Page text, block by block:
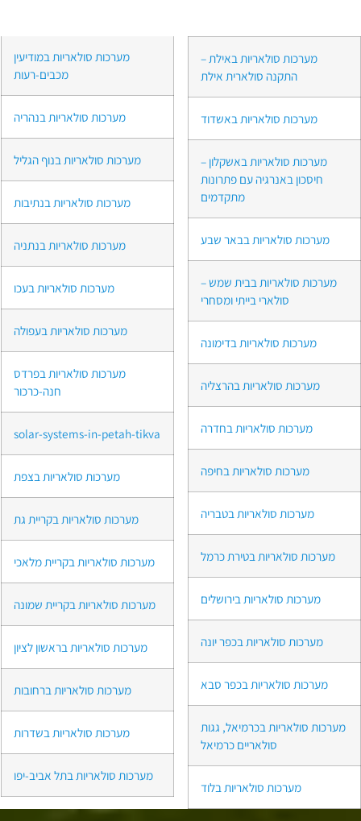
מערכות סולאריות באילת –
התקנה סולארית אילת
מערכות סולאריות באשדוד
מערכות סולאריות באשקלון –
חיסכון באנרגיה עם פתרונות
מתקדמים
מערכות סולאריות בבאר שבע
מערכות סולאריות בבית שמש –
סולארי בייתי ומסחרי
מערכות סולאריות בדימונה
מערכות סולאריות בהרצליה
מערכות סולאריות בחדרה
מערכות סולאריות בחיפה
מערכות סולאריות בטבריה
מערכות סולאריות בטירת כרמל
מערכות סולאריות בירושלים
מערכות סולאריות בכפר יונה
מערכות סולאריות בכפר סבא
מערכות סולאריות בכרמיאל, גגות
סולאריים כרמיאל
מערכות סולאריות בלוד
מערכות סולאריות במודיעין
מכבים-רעות
מערכות סולאריות בנהריה
מערכות סולאריות בנוף הגליל
מערכות סולאריות בנתיבות
מערכות סולאריות בנתניה
מערכות סולאריות בעכו
מערכות סולאריות בעפולה
מערכות סולאריות בפרדס
חנה-כרכור
solar-systems-in-petah-tikva
מערכות סולאריות בצפת
מערכות סולאריות בקריית גת
מערכות סולאריות בקריית מלאכי
מערכות סולאריות בקריית שמונה
מערכות סולאריות בראשון לציון
מערכות סולאריות ברחובות
מערכות סולאריות בשדרות
מערכות סולאריות בתל אביב-יפו